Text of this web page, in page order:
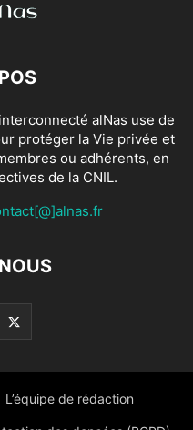
alNas use de
protéger la Vie privée et
ou adhérents, en
de la CNIL.
L’équipe de rédaction